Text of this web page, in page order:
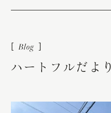
ハ ー ト フ ルだ よ り